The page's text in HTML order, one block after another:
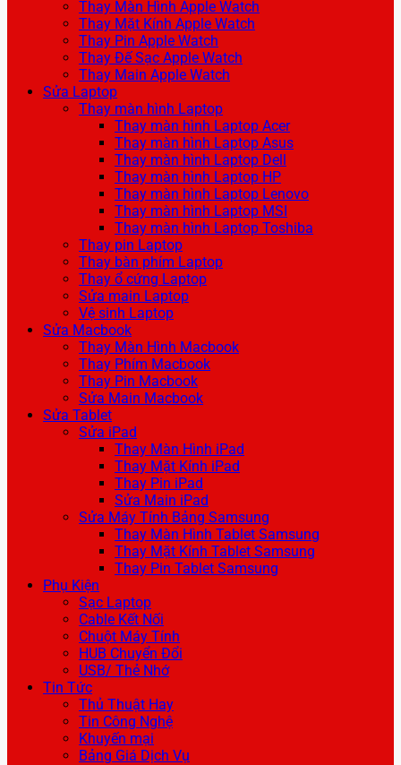
Thay Màn Hình Apple Watch
Thay Mặt Kính Apple Watch
Thay Pin Apple Watch
Thay Đế Sạc Apple Watch
Thay Main Apple Watch
Sửa Laptop
Thay màn hình Laptop
Thay màn hình Laptop Acer
Thay màn hình Laptop Asus
Thay màn hình Laptop Dell
Thay màn hình Laptop HP
Thay màn hình Laptop Lenovo
Thay màn hình Laptop MSI
Thay màn hình Laptop Toshiba
Thay pin Laptop
Thay bàn phím Laptop
Thay ổ cứng Laptop
Sửa main Laptop
Vệ sinh Laptop
Sửa Macbook
Thay Màn Hình Macbook
Thay Phím Macbook
Thay Pin Macbook
Sửa Main Macbook
Sửa Tablet
Sửa iPad
Thay Màn Hình iPad
Thay Mặt Kính iPad
Thay Pin iPad
Sửa Main iPad
Sửa Máy Tính Bảng Samsung
Thay Màn Hình Tablet Samsung
Thay Mặt Kính Tablet Samsung
Thay Pin Tablet Samsung
Phụ Kiện
Sạc Laptop
Cable Kết Nối
Chuột Máy Tính
HUB Chuyển Đổi
USB/ Thẻ Nhớ
Tin Tức
Thủ Thuật Hay
Tin Công Nghệ
Khuyến mại
Bảng Giá Dịch Vụ